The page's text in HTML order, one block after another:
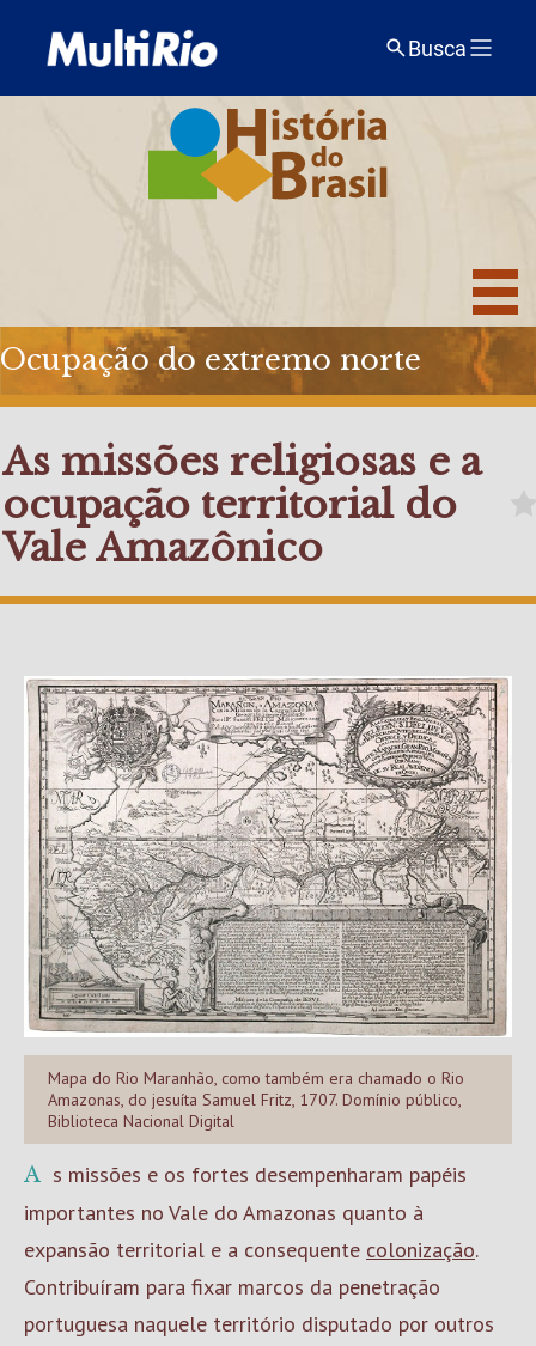
Busca
Ocupação do extremo norte
As missões religiosas e a
ocupação territorial do
Vale Amazônico
Mapa do Rio Maranhão, como também era chamado o Rio
Amazonas, do jesuíta Samuel Fritz, 1707. Domínio público,
Biblioteca Nacional Digital
As missões e os fortes desempenharam papéis
importantes no Vale do Amazonas quanto à
expansão territorial e a consequente colonização.
Contribuíram para fixar marcos da penetração
portuguesa naquele território disputado por outros